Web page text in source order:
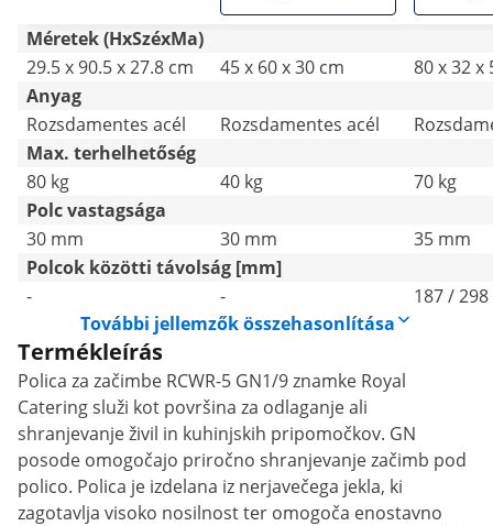
Méretek (HxSzéxMa)
29.5 x 90.5 x 27.8 cm
45 x 60 x 30 cm
80 x 32 x
Anyag
Rozsdamentes acél
Rozsdamentes acél
Max. terhelhetőség
80 kg
40 kg
70 kg
Polc vastagsága
30 mm
30 mm
35 mm
Polcok közötti távolság [mm]
-
-
187 / 298
További jellemzők összehasonlítása
Termékleírás
Polica za začimbe RCWR-5 GN1/9 znamke Royal
Catering služi kot površina za odlaganje ali
shranjevanje živil in kuhinjskih pripomočkov. GN
posode omogočajo priročno shranjevanje začimb pod
polico. Polica je izdelana iz nerjavečega jekla, ki
zagotavlja visoko nosilnost ter omogoča enostavno